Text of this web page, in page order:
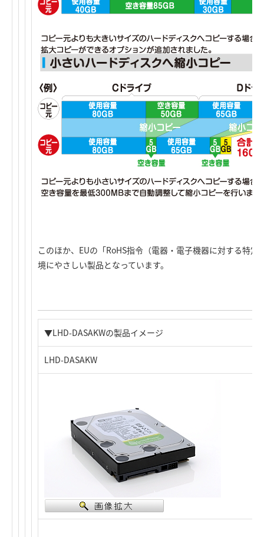
このほか、EUの「RoHS指令（電器・電子機器に対する特
境にやさしい製品となっています。
▼LHD-DASAKWの製品イメージ
LHD-DASAKW